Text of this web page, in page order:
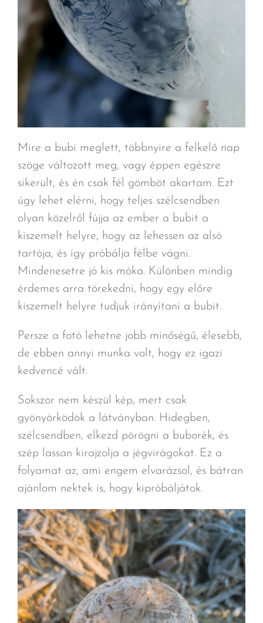
Mire a bubi meglett, többnyire a felkelő nap
szöge változott meg, vagy éppen egészre
sikerült, és én csak fél gömböt akartam. Ezt
úgy lehet elérni, hogy teljes szélcsendben
olyan közelről fújja az ember a bubit a
kiszemelt helyre, hogy az lehessen az alsó
tartója, és így próbálja félbe vágni.
Mindenesetre jó kis móka. Különben mindig
érdemes arra törekedni, hogy egy előre
kiszemelt helyre tudjuk irányítani a bubit.
Persze a fotó lehetne jobb minőségű, élesebb,
de ebben annyi munka volt, hogy ez igazi
kedvencé vált.
Sokszor nem készül kép, mert csak
gyönyörködök a látványban. Hidegben,
szélcsendben, elkezd pörögni a buborék, és
szép lassan kirajzolja a jégvirágokat. Ez a
folyamat az, ami engem elvarázsol, és bátran
ajánlom nektek is, hogy kipróbáljátok.